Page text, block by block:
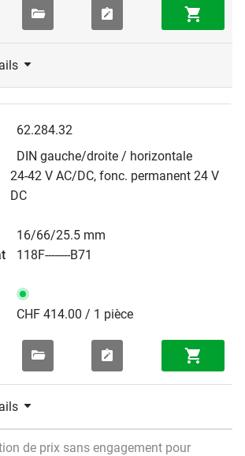
62.284.32
DIN gauche/droite / horizontale
24-42 V AC/DC, fonc. permanent 24 V
DC
16/66/25.5 mm
118F--------B71
CHF 414.00 / 1 pièce
de prix sans engagement pour